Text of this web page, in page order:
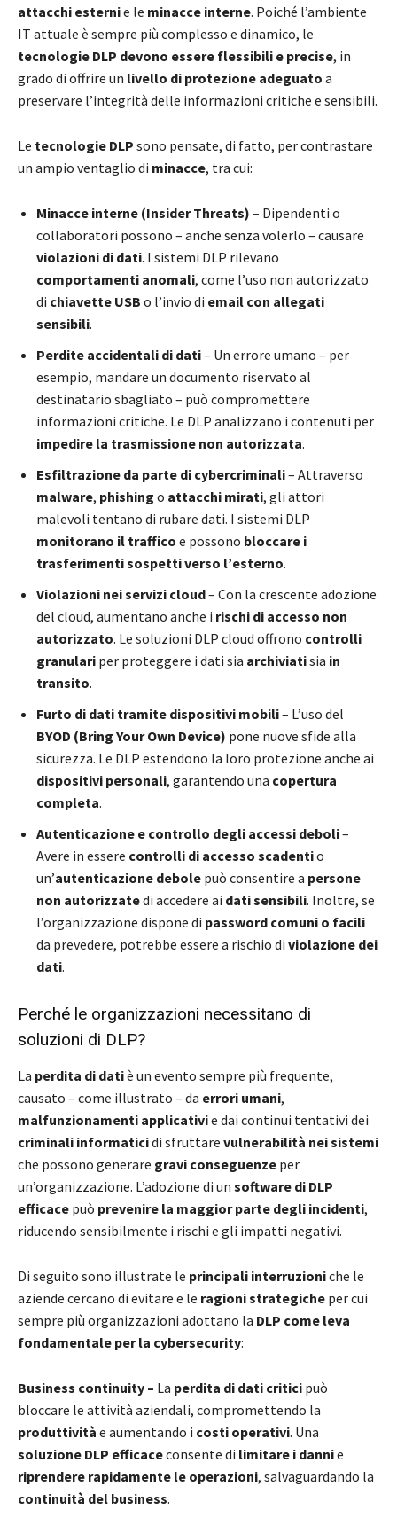
attacchi esternie le minacce interne. Poiché l’ambiente
IT attuale è sempre più complesso e dinamico, le
tecnologie DLP devono essere flessibili e precise, in
grado di offrire un livello di protezione adeguato a
preservare l’integrità delle informazioni critiche e sensibili.
Le tecnologie DLP sono pensate, di fatto, per contrastare
un ampio ventaglio di minacce, tra cui:
Minacce interne (Insider Threats) – Dipendenti o
collaboratori possono – anche senza volerlo – causare
violazioni di dati. I sistemi DLP rilevano
comportamenti anomali, come l’uso non autorizzato
di chiavette USB o l’invio di email con allegati
sensibili.
Perdite accidentali di dati– Un errore umano – per
esempio, mandare un documento riservato al
destinatario sbagliato – può compromettere
informazioni critiche. Le DLP analizzano i contenuti per
impedire la trasmissione non autorizzata.
Esfiltrazione da parte di cybercriminali– Attraverso
malware, phishing o attacchi mirati, gli attori
malevoli tentano di rubare dati. I sistemi DLP
monitorano il traffico e possono bloccare i
trasferimenti sospetti verso l’esterno.
Violazioni nei servizi cloud– Con la crescente adozione
del cloud, aumentano anche i rischi di accesso non
autorizzato. Le soluzioni DLP cloud offrono controlli
granulari per proteggere i dati sia archiviatisia in
transito.
Furto di dati tramite dispositivi mobili– L’uso del
BYOD (Bring Your Own Device) pone nuove sfide alla
sicurezza. Le DLP estendono la loro protezione anche ai
dispositivi personali, garantendo una copertura
completa.
Autenticazione e controllo degli accessi deboli–
Avere in essere controlli di accesso scadentio
un’autenticazione debole può consentire a persone
non autorizzatedi accedere ai dati sensibili. Inoltre, se
l’organizzazione dispone di password comuni o facili
da prevedere, potrebbe essere a rischio di violazione dei
dati.
Perché le organizzazioni necessitano di
soluzioni di DLP?
La perdita di datiè un evento sempre più frequente,
causato – come illustrato – da errori umani,
malfunzionamenti applicativie dai continui tentativi dei
criminali informaticidi sfruttare vulnerabilità nei sistemi
che possono generare gravi conseguenze per
un’organizzazione. L’adozione di un software di DLP
efficace può prevenire la maggior parte degli incidenti,
riducendo sensibilmente i rischi e gli impatti negativi.
Di seguito sono illustrate le principali interruzioniche le
aziende cercano di evitare e le ragioni strategiche per cui
sempre più organizzazioni adottano la DLP come leva
fondamentale per la cybersecurity:
Business continuity – La perdita di dati critici può
bloccare le attività aziendali, compromettendo la
produttività e aumentando i costi operativi. Una
soluzione DLP efficaceconsente di limitare i dannie
riprendere rapidamente le operazioni, salvaguardando la
continuità del business.